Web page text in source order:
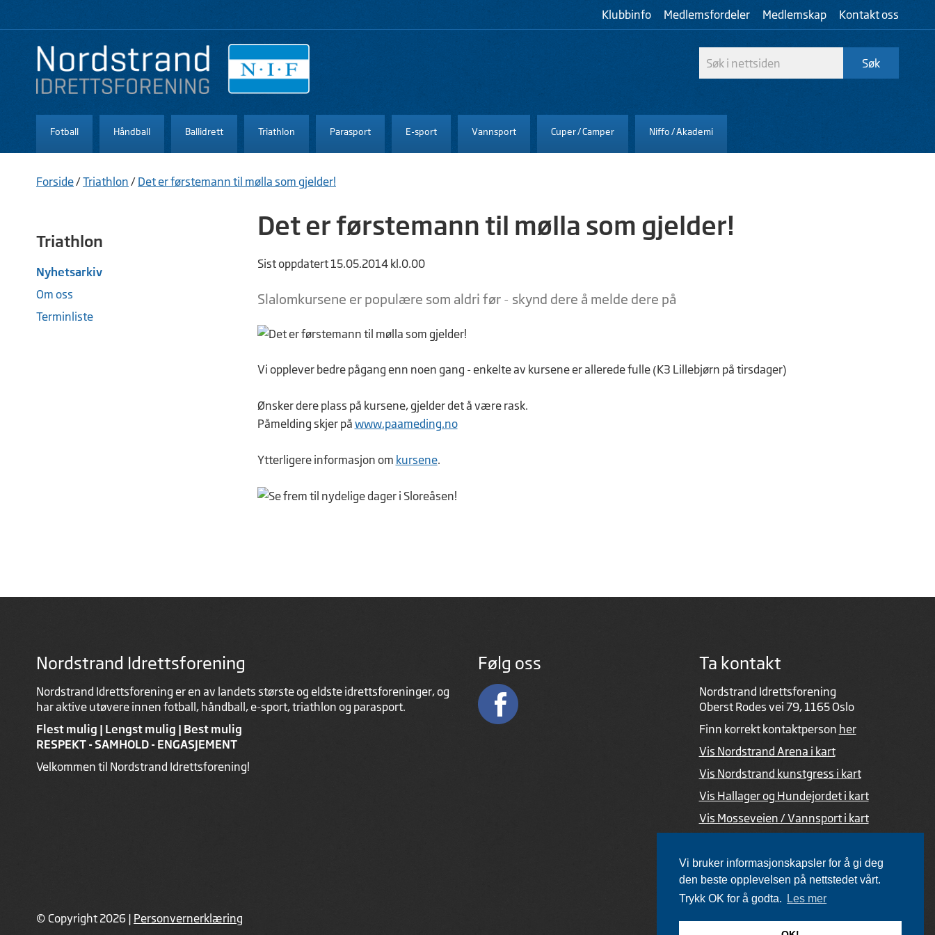
Vi bruker informasjonskapsler for å gi deg
den beste opplevelsen på nettstedet vårt.
Trykk OK for å godta.
Les mer
Klubbinfo Medlemsfordeler Medlemskap Kontakt oss
Fotball Håndball Ballidrett Triathlon Parasport E-sport Vannsport Cuper / Camper Niffo / Akademi
Forside/Triathlon / Det er førstemann til mølla som gjelder!
Triathlon
Nyhetsarkiv
Om oss
Terminliste
Det er førstemann til mølla som gjelder!
Sist oppdatert 15.05.2014 kl.0.00
Slalomkursene er populære som aldri før - skynd dere å melde dere på
Vi opplever bedre pågang enn noen gang - enkelte av kursene er allerede fulle (K3 Lillebjørn på tirsdager)
Ønsker dere plass på kursene, gjelder det å være rask.
Påmelding skjer på www.paameding.no
Ytterligere informasjon om kursene.
Nordstrand Idrettsforening
Nordstrand Idrettsforening er en av landets største og eldste idrettsforeninger, og
har aktive utøvere innen fotball, håndball, e-sport, triathlon og parasport.
Flest mulig | Lengst mulig | Best mulig
RESPEKT - SAMHOLD - ENGASJEMENT
Velkommen til Nordstrand Idrettsforening!
Følg oss Ta kontakt
Nordstrand Idrettsforening
Oberst Rodes vei 79, 1165 Oslo
Finn korrekt kontaktperson her
Vis Nordstrand Arena i kart
Vis Nordstrand kunstgress i kart
Vis Hallager og Hundejordet i kart
Vis Mosseveien / Vannsport i kart
© Copyright 2026 | Personvernerklæring Utviklet av Netlab,publiseres med eRedaktør